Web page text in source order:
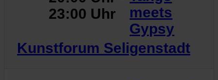
23:00 Uhr
meets
Gypsy
Kunstforum Seligenstadt